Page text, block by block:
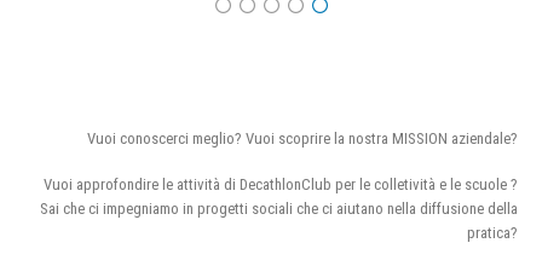
Vuoi conoscerci meglio? Vuoi scoprire la nostra MISSION aziendale?
Vuoi approfondire le attività di DecathlonClub per le colletività e le scuole ?
Sai che ci impegniamo in progetti sociali che ci aiutano nella diffusione della
pratica?